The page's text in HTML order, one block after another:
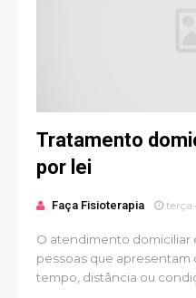
Tratamento
por lei
Faça Fisioterapia
O atendimento domiciliar
pessoas que apresentam
tempo, distância ou